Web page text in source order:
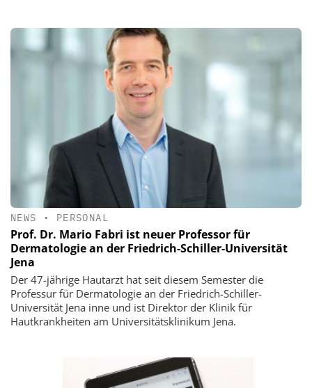
NEWS • PERSONAL
Prof. Dr. Mario Fabri ist neuer Professor für
Dermatologie an der Friedrich-Schiller-Universität
Jena
Der 47-jährige Hautarzt hat seit diesem Semester die
Professur für Dermatologie an der Friedrich-Schiller-
Universität Jena inne und ist Direktor der Klinik für
Hautkrankheiten am Universitätsklinikum Jena.